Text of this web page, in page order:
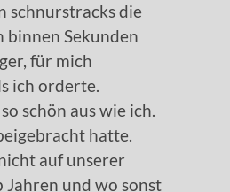
schnurstracks die
binnen Sekunden
für mich
ich orderte.
schön aus wie ich.
hatte.
auf unserer
Jahren und wo sonst